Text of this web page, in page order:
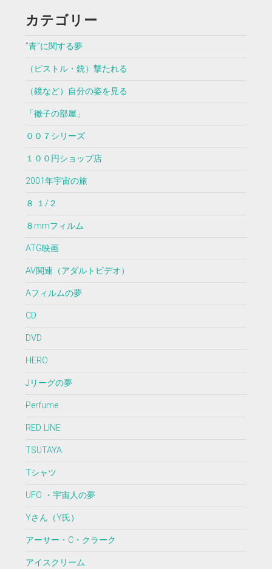
カテゴリー
”青”に関する夢
（ピストル・銃）撃たれる
（鏡など）自分の姿を見る
「徹子の部屋」
００７シリーズ
１００円ショップ店
2001年宇宙の旅
８ １/２
８mmフィルム
ATG映画
AV関連（アダルトビデオ）
Aフィルムの夢
CD
DVD
HERO
Jリーグの夢
Perfume
RED LINE
TSUTAYA
Tシャツ
UFO ・宇宙人の夢
Yさん（Y氏）
アーサー・C・クラーク
アイスクリーム